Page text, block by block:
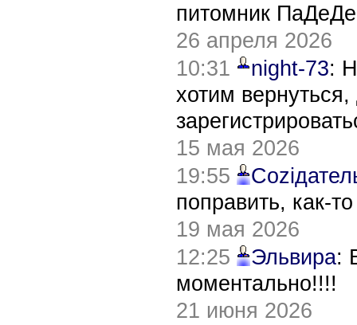
питомник
26 апреля 2026
10:31
night-73:
хотим
15 мая 2026
19:55
поправить, как-
19 мая 2026
12:25
Эльвира:
моментально!!!!
21 июня 2026